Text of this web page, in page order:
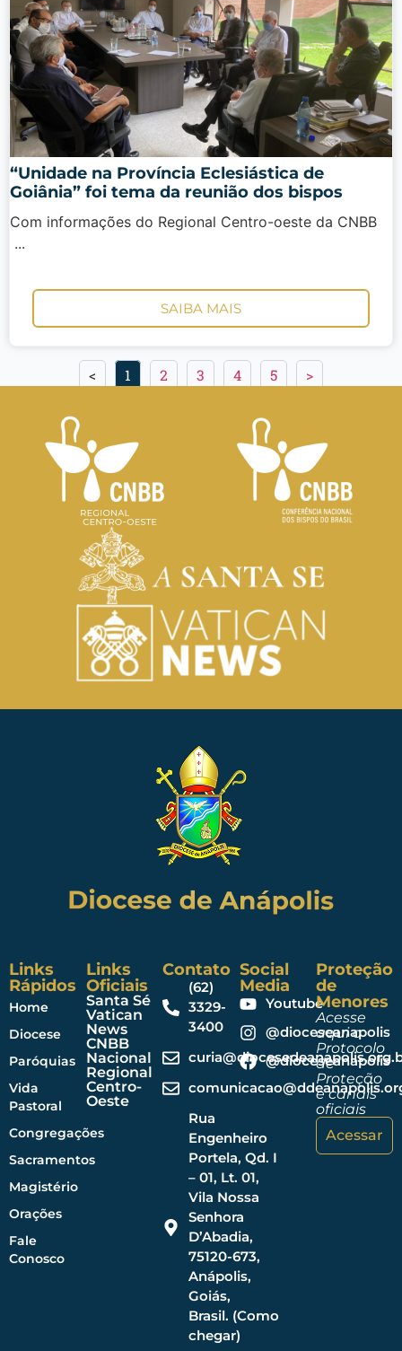
“Unidade na Província Eclesiástica de
Goiânia” foi tema da reunião dos bispos
Com informações do Regional Centro-oeste da CNBB
...
SAIBA MAIS
< 1 2 3 4 5 >
Links
Rápidos
Home
Diocese
Paróquias
Vida
Pastoral
Congregações
Sacramentos
Magistério
Orações
Fale
Conosco
Links
Oficiais
Santa Sé
Vatican
News
CNBB
Nacional
Regional
Centro-
Oeste
Contato
(62)
3329-
3400
Rua
Engenheiro
Portela, Qd. I
– 01, Lt. 01,
Vila Nossa
Senhora
D’Abadia,
75120-673,
Anápolis,
Goiás,
Brasil. (Como
chegar)
Social
Media
Youtube
@dioceseanapolis
@dioceseanapolis
Proteção
de
Menores
Acesse
aqui o
Protocolo
de
Proteção
e canais
oficiais
Acessar